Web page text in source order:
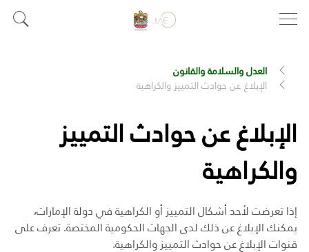
العدل والسلامة والقانون
الإبلاغ عن حوادث التمييز والكراهية
الإبلاغ عن حوادث التمييز
والكراهية
إذا تعرضت لأحد أشكال التمييز أو الكراهية في دولة الإمارات،
يمكنك الإبلاغ عن ذلك لدى الجهات الحكومية المختصة. تعرف على
قنوات الإبلاغ عن حوادث التمييز والكراهية.